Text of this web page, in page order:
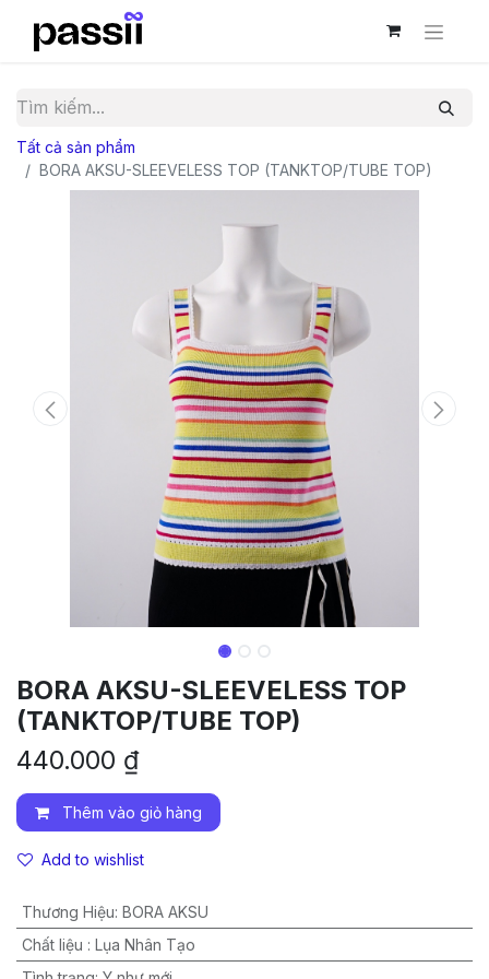
Tất cả sản phẩm
BORA AKSU-SLEEVELESS TOP (TANKTOP/TUBE TOP)
BORA AKSU-SLEEVELESS TOP
(TANKTOP/TUBE TOP)
440.000 ₫
Thêm vào giỏ hàng
Add to wishlist
Thương Hiệu: BORA AKSU
Chất liệu : Lụa Nhân Tạo